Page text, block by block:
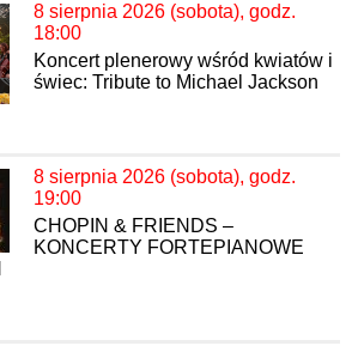
8 sierpnia 2026 (sobota), godz.
18:00
Koncert plenerowy wśród kwiatów i
świec: Tribute to Michael Jackson
8 sierpnia 2026 (sobota), godz.
19:00
CHOPIN & FRIENDS –
KONCERTY FORTEPIANOWE